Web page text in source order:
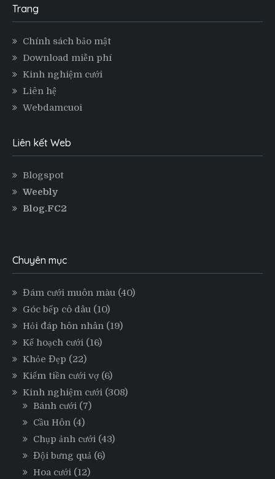
Trang
Chính sách bảo mật
Download miễn phí
Kinh nghiệm cưới
Liên hệ
Webdamcuoi
Liên kết Web
Blogspot
Weebly
Blog.FC2
Chuyên mục
Đám cưới muôn màu (40)
Góc bếp cô dâu (10)
Hỏi đáp hôn nhân (19)
Kế hoạch cưới (16)
Khỏe Đẹp (22)
Kiếm tiền cưới vợ (6)
Kinh nghiệm cưới (308)
Bánh cưới (7)
Cầu Hôn (4)
Chụp ảnh cưới (43)
Đội bưng quả (6)
Hoa cưới (12)